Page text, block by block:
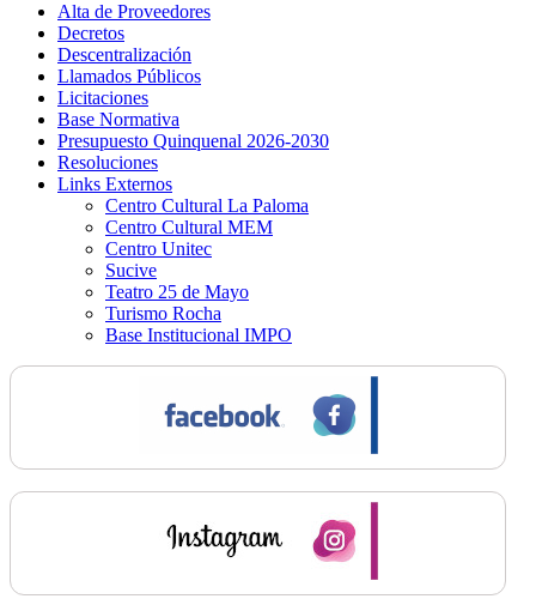
Alta de Proveedores
Decretos
Descentralización
Llamados Públicos
Licitaciones
Base Normativa
Presupuesto Quinquenal 2026-2030
Resoluciones
Links Externos
Centro Cultural La Paloma
Centro Cultural MEM
Centro Unitec
Sucive
Teatro 25 de Mayo
Turismo Rocha
Base Institucional IMPO